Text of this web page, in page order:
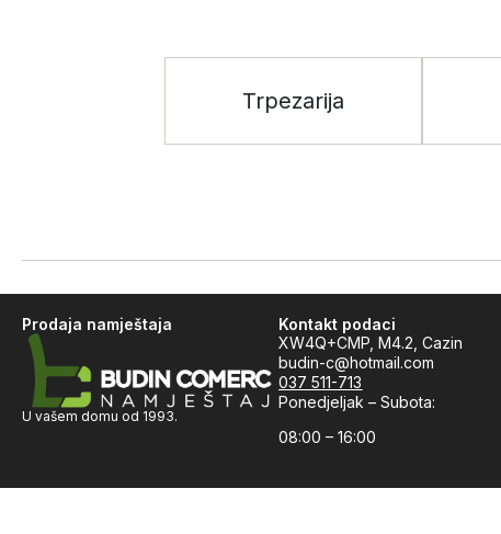
Trpezarija
Prodaja namještaja
U vašem domu od 1993.
Kontakt podaci
XW4Q+CMP, M4.2, Cazin
budin-c@hotmail.com
037 511-713
Ponedjeljak – Subota:
08:00 – 16:00